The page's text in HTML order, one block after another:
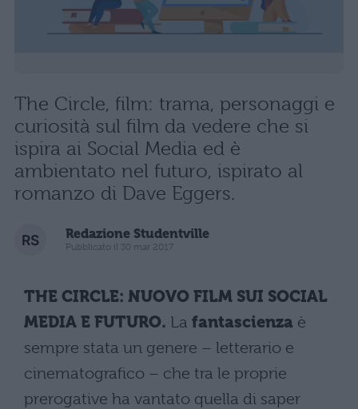
The Circle, film: trama, personaggi e
curiosità sul film da vedere che si
ispira ai Social Media ed è
ambientato nel futuro, ispirato al
romanzo di Dave Eggers.
Redazione Studentville
Pubblicato il 30 mar 2017
THE CIRCLE: NUOVO FILM SUI SOCIAL
MEDIA E FUTURO. La fantascienza è
sempre stata un genere – letterario e
cinematografico – che tra le proprie
prerogative ha vantato quella di saper